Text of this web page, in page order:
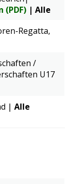
| Alle
Regatta,
/
U17
| Alle